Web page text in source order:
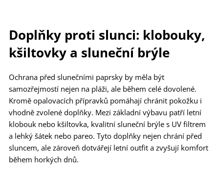
Doplňky proti slunci: klobouky,
kšiltovky a sluneční brýle
Ochrana před slunečními paprsky by měla být
samozřejmostí nejen na pláži, ale během celé dovolené.
Kromě opalovacích přípravků pomáhají chránit pokožku i
vhodně zvolené doplňky. Mezi základní výbavu patří letní
klobouk nebo kšiltovka, kvalitní sluneční brýle s UV filtrem
a lehký šátek nebo pareo. Tyto doplňky nejen chrání před
sluncem, ale zároveň dotvářejí letní outfit a zvyšují komfort
během horkých dnů.